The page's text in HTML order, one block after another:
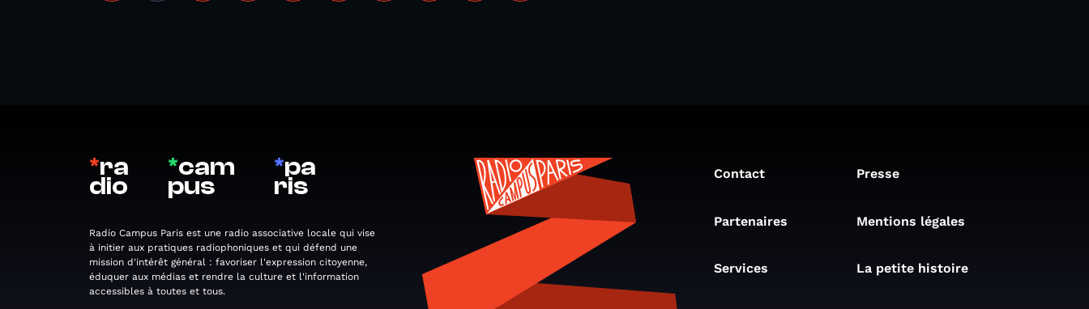
*ra
dio
*cam
pus
*pa
ris
Radio Campus Paris est une radio associative locale qui vise
à initier aux pratiques radiophoniques et qui défend une
mission d'intérêt général : favoriser l'expression citoyenne,
éduquer aux médias et rendre la culture et l'information
accessibles à toutes et tous.
Contact Presse
Partenaires Mentions légales
Services La petite histoire